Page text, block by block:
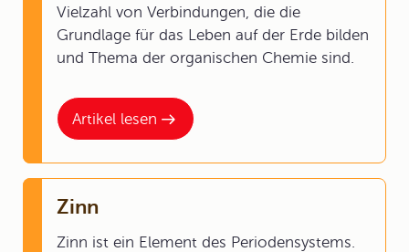
Artikel lesen
Vielzahl von Verbindungen, die die
Grundlage für das Leben auf der Erde bilden
und Thema der organischen Chemie sind.
Zinn
Zinn ist ein Element des Periodensystems.